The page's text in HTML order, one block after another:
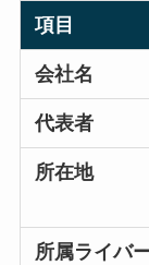
項目
会社名
代表者
所在地
所属ライバ